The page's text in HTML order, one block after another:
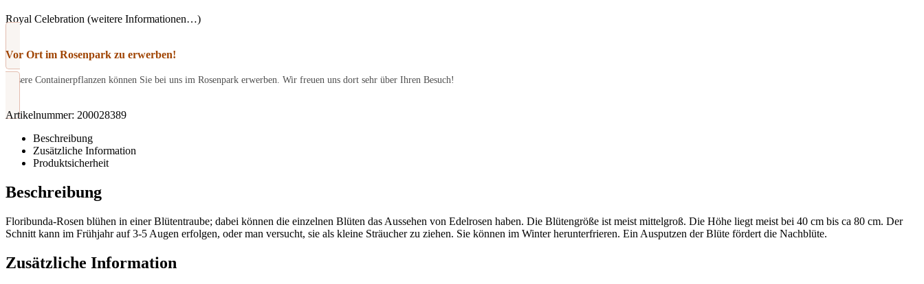
Royal Celebration (weitere Informationen…)
Vor Ort im Rosenpark zu erwerben!
Unsere Containerpflanzen können Sie bei uns im Rosenpark erwerben. Wir freuen uns dort sehr über Ihren Besuch!
Artikelnummer: 200028389
Beschreibung
Zusätzliche Information
Produktsicherheit
Beschreibung
Floribunda-Rosen blühen in einer Blütentraube; dabei können die einzelnen Blüten das Aussehen von Edelrosen haben. Die Blütengröße ist meist mittelgroß. Die Höhe liegt meist bei 40 cm bis ca 80 cm. Der
Schnitt kann im Frühjahr auf 3-5 Augen erfolgen, oder man versucht, sie als kleine Sträucher zu ziehen. Sie können im Winter herunterfrieren. Ein Ausputzen der Blüte fördert die Nachblüte.
Zusätzliche Information